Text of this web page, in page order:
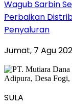
Wagub Sarbin
Perbaikan
Penyaluran
Jumat, 7 Agu
SULA